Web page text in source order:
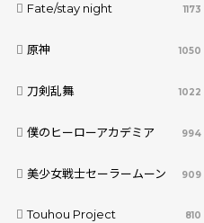
Fate/stay night 1173
原神 1050
刀剣乱舞 1022
僕のヒーローアカデミア 994
美少女戦士セーラームーン 909
Touhou Project 810